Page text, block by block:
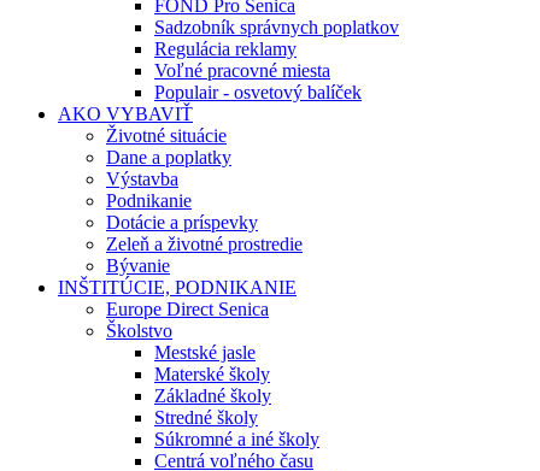
FOND Pro Senica
Sadzobník správnych poplatkov
Regulácia reklamy
Voľné pracovné miesta
Populair - osvetový balíček
AKO VYBAVIŤ
Životné situácie
Dane a poplatky
Výstavba
Podnikanie
Dotácie a príspevky
Zeleň a životné prostredie
Bývanie
INŠTITÚCIE, PODNIKANIE
Europe Direct Senica
Školstvo
Mestské jasle
Materské školy
Základné školy
Stredné školy
Súkromné a iné školy
Centrá voľného času